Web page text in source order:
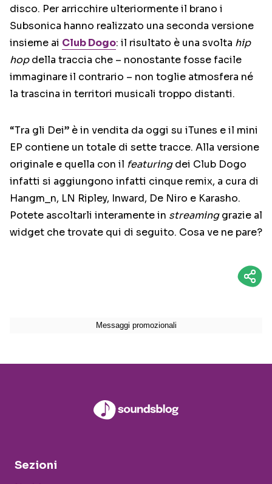
disco. Per arricchire ulteriormente il brano i
Subsonica hanno realizzato una seconda versione
insieme ai Club Dogo: il risultato è una svolta hip
hopdella traccia che – nonostante fosse facile
immaginare il contrario – non toglie atmosfera né
la trascina in territori musicali troppo distanti.
“Tra gli Dei” è in vendita da oggi su iTunes e il mini
EP contiene un totale di sette tracce. Alla versione
originale e quella con il featuringdei Club Dogo
infatti si aggiungono infatti cinque remix, a cura di
Hangm_n, LN Ripley, Inward, De Niro e Karasho.
Potete ascoltarli interamente in streaminggrazie al
widget che trovate qui di seguito. Cosa ve ne pare?
Sezioni